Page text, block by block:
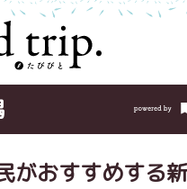
がおすすめする